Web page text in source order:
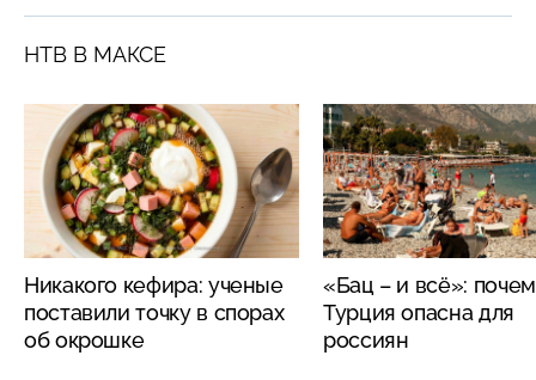
НТВ В МАКСЕ
Никакого кефира: ученые
поставили точку в спорах
об окрошке
«Бац – и всё»:
Турция опасна для
россиян